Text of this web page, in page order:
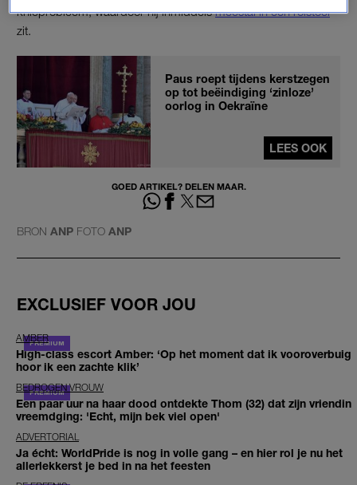
knieprobleem, waardoor hij inmiddelsmeestal in een rolstoel
zit.
Paus roept tijdens kerstzegen
op tot beëindiging ‘zinloze’
oorlog in Oekraïne
LEES OOK
GOED ARTIKEL? DELEN MAAR.
BRON ANP FOTO ANP
EXCLUSIEF VOOR JOU
AMBER
High-class escort Amber: ‘Op het moment dat ik vooroverbuig
hoor ik een zachte klik’
BEDROGEN VROUW
Een paar uur na haar dood ontdekte Thom (32) dat zijn vriendin
vreemdging: 'Echt, mijn bek viel open'
ADVERTORIAL
Ja écht: WorldPride is nog in volle gang – en hier rol je nu het
allerlekkerst je bed in na het feesten